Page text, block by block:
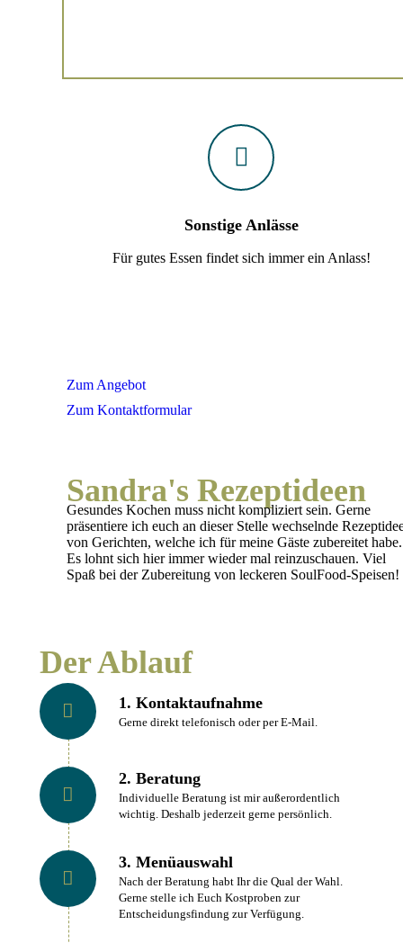
Sonstige Anlässe
Für gutes Essen findet sich immer ein Anlass!
Zum Angebot
Zum Kontaktformular
Sandra's Rezeptideen
Gesundes Kochen muss nicht kompliziert sein. Gerne
präsentiere ich euch an dieser Stelle wechselnde
von Gerichten, welche ich für meine Gäste zubereitet habe.
Es lohnt sich hier immer wieder mal reinzuschauen. Viel
Spaß bei der Zubereitung von leckeren SoulFood-Speisen!
Der Ablauf
1. Kontaktaufnahme
Gerne direkt telefonisch oder per E-Mail.
2. Beratung
Individuelle Beratung ist mir außerordentlich
wichtig. Deshalb jederzeit gerne persönlich.
3. Menüauswahl
Nach der Beratung habt Ihr die Qual der Wahl.
Gerne stelle ich Euch Kostproben zur
Entscheidungsfindung zur Verfügung.